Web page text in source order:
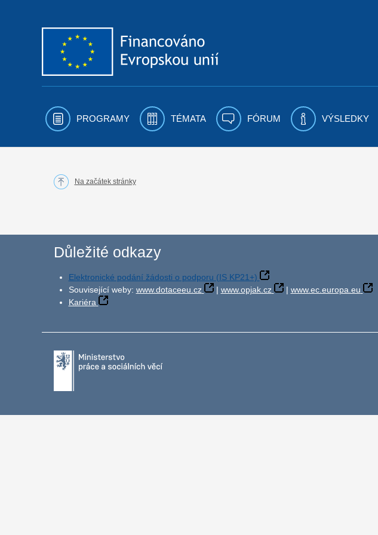
PROGRAMY TÉMATA FÓRUM VÝSLEDKY
Na začátek stránky
Důležité odkazy
Elektronické podání žádosti o podporu (IS KP21+)
Související weby: www.dotaceeu.cz | www.opjak.cz | www.ec.europa.eu
Kariéra